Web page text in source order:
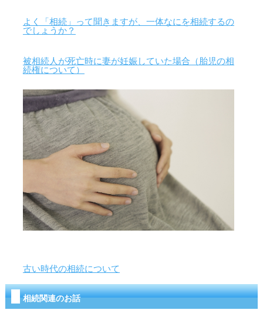
よく「相続」って聞きますが、一体なにを相続するの
でしょうか？
被相続人が死亡時に妻が妊娠していた場合（胎児の相
続権について）
古い時代の相続について
相続関連のお話